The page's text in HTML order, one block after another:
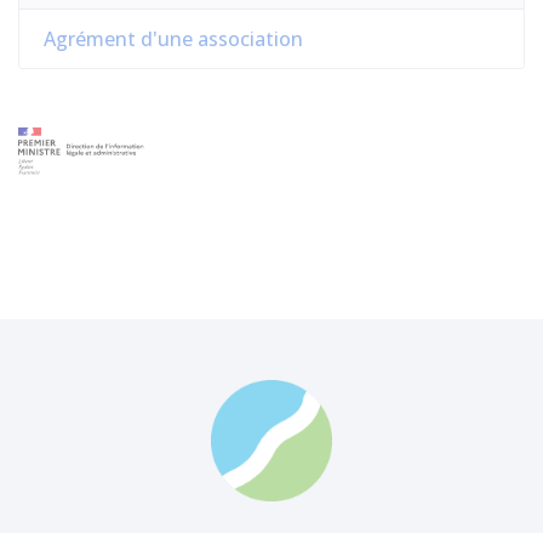
Agrément d'une association